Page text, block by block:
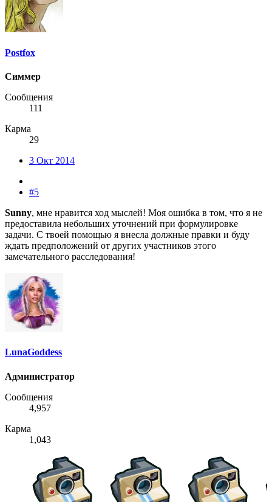
Postfox
Симмер
Сообщения
111
Карма
29
3 Окт 2014
#5
Sunny, мне нравится ход мыслей! Моя ошибка в том, что я не
предоставила небольших уточнений при формулировке
задачи. С твоей помощью я внесла должные правки и буду
ждать предположений от других участников этого
замечательного расследования!
LunaGoddess
Администратор
Сообщения
4,957
Карма
1,043